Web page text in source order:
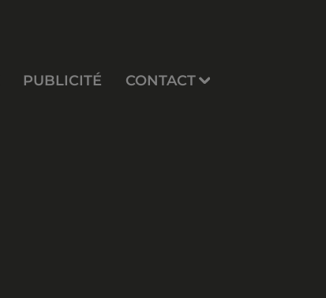
PUBLICITÉ CONTACT